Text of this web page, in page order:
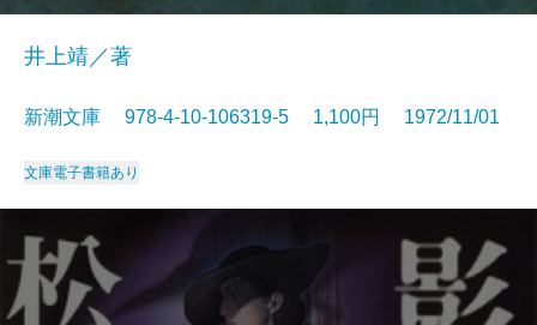
井上靖／著
新潮文庫 978-4-10-106319-5 1,100円 1972/11/01
文庫電子書籍あり